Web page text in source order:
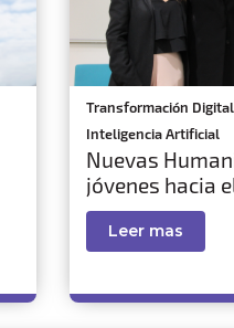
Transformación Digital
Inteligencia Artificial
Nuevas
jóvenes hacia
Leer mas